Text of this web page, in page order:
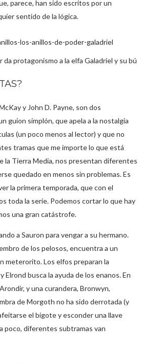
parece, han sido escritos por un
sentido de la lógica.
da protagonismo a la elfa Galadriel y su
y John D. Payne, son dos
guion simplón, que apela a la nostalgia
(un poco menos al lector) y que no
tramas que me importe lo que está
la Tierra Media, nos presentan diferentes
quedado en menos sin problemas. Es
la primera temporada, que con el
toda la serie. Podemos cortar lo que hay
una gran catástrofe.
a Sauron para vengar a su hermano.
de los pelosos, encuentra a un
meterorito. Los elfos preparan la
Elrond busca la ayuda de los enanos. En
y una curandera, Bronwyn,
de Morgoth no ha sido derrotada (y
el bigote y esconder una llave
poco, diferentes subtramas van